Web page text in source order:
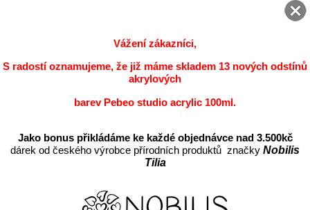
ks
Kód: barvivožluté
Cena s DPH: 25 CZK
Vážení zákazníci,
S radostí oznamujeme, že již máme skladem 13 nových odstínů
akrylových
barev Pebeo studio acrylic 100ml.
Jako bonus přikládáme ke každé objednávce nad 3.500kč
dárek od českého výrobce přírodních produktů značky Nobilis
Tilia